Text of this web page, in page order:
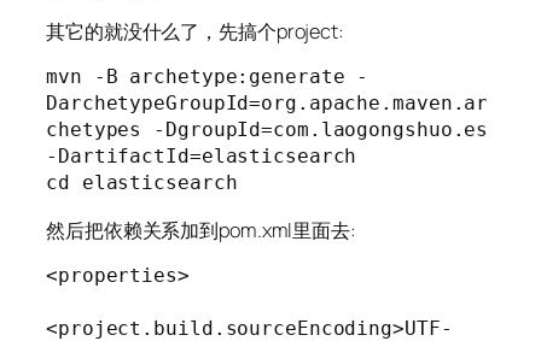
其它的就没什么了，先搞个project:
mvn -B archetype:generate -
DarchetypeGroupId=org.apache.maven.ar
chetypes -DgroupId=com.laogongshuo.es
-DartifactId=elasticsearch
cd elasticsearch
然后把依赖关系加到pom.xml里面去:
<properties>
<project.build.sourceEncoding>UTF-